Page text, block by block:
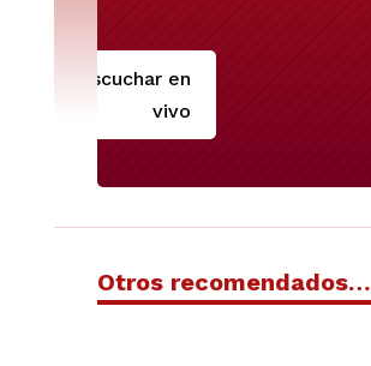
Escuchar en
vivo
Otros recomendados…